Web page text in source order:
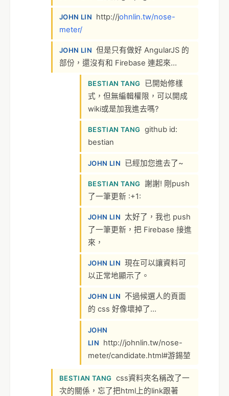
JOHN LIN http://johnlin.tw/nose-
meter/
JOHN LIN 但是只有做好 AngularJS 的
部份，還沒有和 Firebase 連起來…
BESTIAN TANG
已開始修樣
式，但無編輯權限，可以開成
wiki或是加我進去嗎?
BESTIAN TANG github id:
bestian
JOHN LIN 已經加您進去了~
BESTIAN TANG 謝謝! 剛push
了一筆更新 :+1:
JOHN LIN
太好了，我也 push
了一筆更新，把 Firebase 接進
來，
JOHN LIN 現在可以讓資料可
以正常地顯示了。
JOHN LIN 不過候選人的頁面
的 css 好像壞掉了…
JOHN
LIN
http://johnlin.tw/nose-
meter/candidate.html#游錫堃
BESTIAN TANG css資料夾名稱改了一
次的關係，忘了把html上的link跟著